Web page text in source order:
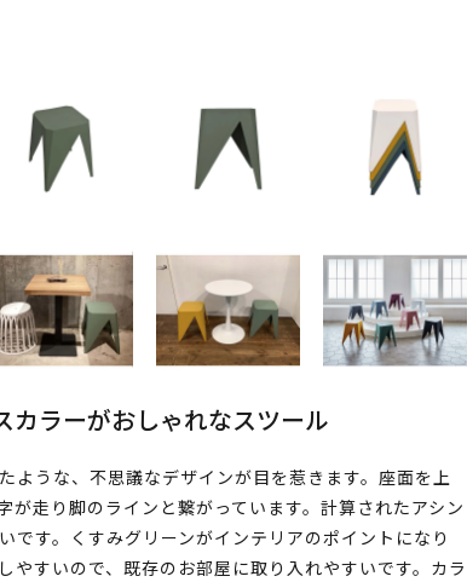
ラーがおしゃれなスツール
ような、不思議なデザインが目を惹きます。座面を上
が走り脚のラインと繋がっています。計算されたアシン
です。くすみグリーンがインテリアのポイントになり
やすいので、既存のお部屋に取り入れやすいです。カラ